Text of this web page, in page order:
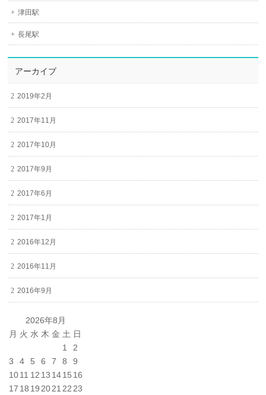
津田駅
長尾駅
アーカイブ
2019年2月
2017年11月
2017年10月
2017年9月
2017年6月
2017年1月
2016年12月
2016年11月
2016年9月
2026年8月
月 火 水 木 金 土 日
1
2
3
4 5 6 7 8
9
1011 12 13 1415 16
17 18 19 2021 22 23